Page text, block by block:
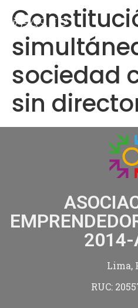
sociedad
sin
2014-
Lima,
RUC: